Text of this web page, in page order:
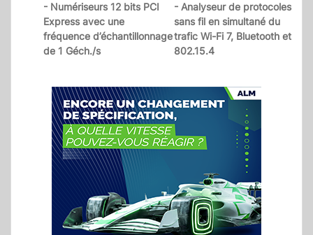
- Numériseurs 12 bits PCI
Express avec une
fréquence d’échantillonnage
de 1 Géch./s
- Analyseur de protocoles
sans fil en simultané du
trafic Wi-Fi 7, Bluetooth et
802.15.4